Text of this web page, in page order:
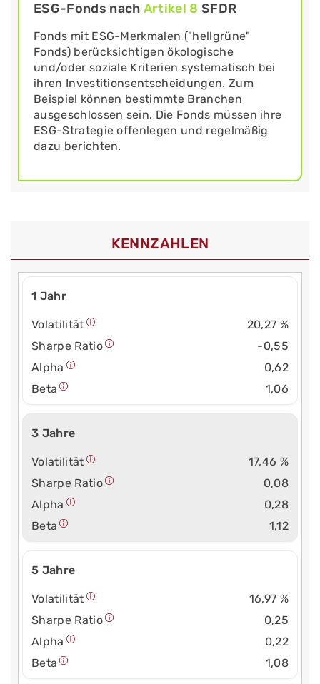
ESG-Fonds nach Artikel 8 SFDR
Fonds mit ESG-Merkmalen ("hellgrüne"
Fonds) berücksichtigen ökologische
und/oder soziale Kriterien systematisch bei
ihren Investitionsentscheidungen. Zum
Beispiel können bestimmte Branchen
ausgeschlossen sein. Die Fonds müssen ihre
ESG-Strategie offenlegen und regelmäßig
dazu berichten.
KENNZAHLEN
1 Jahr
Volatilität
20,27 %
Sharpe Ratio
-0,55
Alpha
0,62
Beta
1,06
3 Jahre
Volatilität
17,46 %
Sharpe Ratio
0,08
Alpha
0,28
Beta
1,12
5 Jahre
Volatilität
16,97 %
Sharpe Ratio
0,25
Alpha
0,22
Beta
1,08